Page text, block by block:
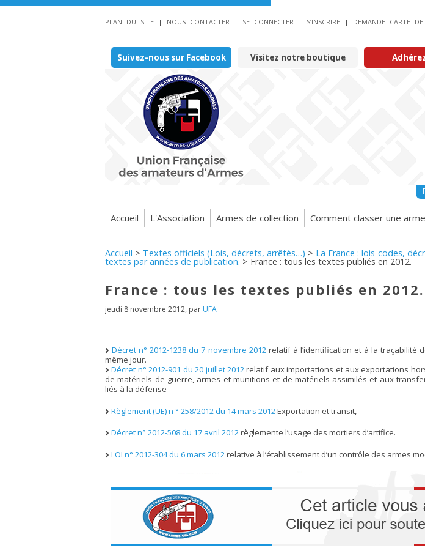
PLAN DU SITE | NOUS CONTACTER | SE CONNECTER | S’INSCRIRE | DEMANDE CARTE
Suivez-nous sur Facebook Visitez notre boutique
Accueil L'Association Armes de collection Comment classer une
Accueil > Textes officiels (Lois, décrets, arrêtés…) > La France : lois-codes,
textes par années de publication. > France : tous les textes publiés en 2012.
France : tous les textes publiés en 2012.
jeudi 8 novembre 2012, par UFA
Décret n° 2012-1238 du 7 novembre 2012relatif à l’identification et à la traçabilité
même jour.
Décret n° 2012-901 du 20 juillet 2012relatif aux importations et aux exportations
de matériels de guerre, armes et munitions et de matériels assimilés et aux
liés à la défense
Règlement (UE) n ° 258/2012 du 14 mars 2012 Exportation et transit,
Décret n° 2012-508 du 17 avril 2012règlemente l’usage des mortiers d’artifice.
LOI n° 2012-304 du 6 mars 2012 relative à l’établissement d’un contrôle des armes